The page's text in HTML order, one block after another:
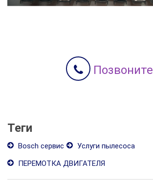
Позвоните
Теги
Bosch сервис
Услуги пылесоса
ПЕРЕМОТКА ДВИГАТЕЛЯ